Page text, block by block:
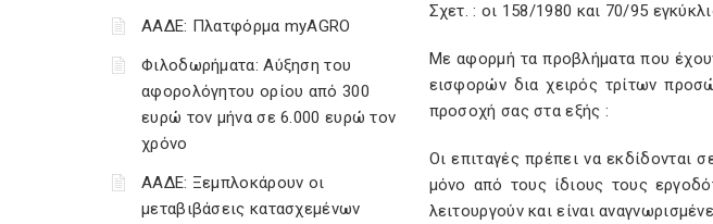
ΑΑΔΕ: Πλατφόρμα myAGRO
Φιλοδωρήματα: Αύξηση του
αφορολόγητου ορίου από 300
ευρώ τον μήνα σε 6.000 ευρώ τον
χρόνο
ΑΑΔΕ: Ξεμπλοκάρουν οι
μεταβιβάσεις κατασχεμένων
Σχετ. : οι 158/1980 και 70/95
Με αφορμή τα προβλήματα που
εισφορών δια χειρός τρίτων
προσοχή σας στα εξής :
Οι επιταγές πρέπει να εκδίδονται
μόνο από τους ίδιους τους
λειτουργούν και είναι